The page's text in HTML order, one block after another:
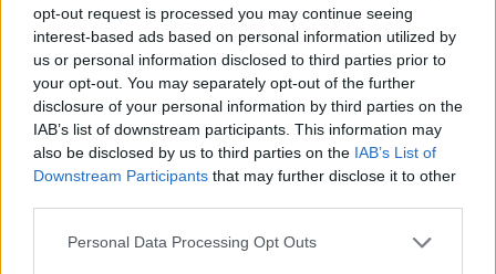
opt-out request is processed you may continue seeing
interest-based ads based on personal information utilized by
us or personal information disclosed to third parties prior to
your opt-out. You may separately opt-out of the further
disclosure of your personal information by third parties on the
IAB’s list of downstream participants. This information may
also be disclosed by us to third parties on the IAB’s List of
Downstream Participants that may further disclose it to other
Personal Data Processing Opt Outs
Ik heb een huisstofallergie maar er lijkt wat meer aan de
hand te zijn. Dagen erbij van continu niezen en tranende
ogen. Huisarts had dit voorgeschreven en vanaf zo goed
als dag 1 overal vanaf en weer energie. Niet de negatieve
ervaring dus zoals anderen, geen last van bijwerkingen.
geef mening
Dymista